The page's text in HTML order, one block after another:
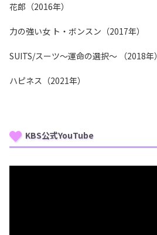
花郎（2016年）
力の強い女 ト・ボンスン（2017年）
SUITS/スーツ～運命の選択～ （2018年）
ハピネス（2021年）
KBS公式YouTube